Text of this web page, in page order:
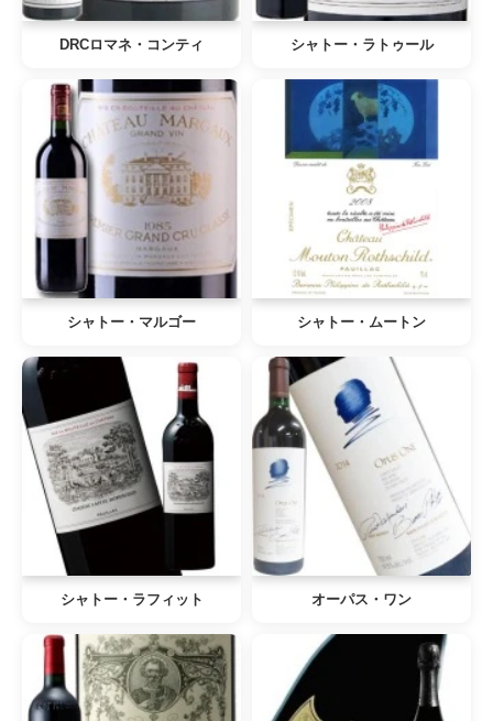
DRCロマネ・コンティ シャトー・ラトゥール
シャトー・マルゴー シャトー・ムートン
シャトー・ラフィット オーパス・ワン